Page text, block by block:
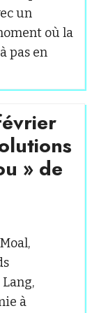
un
où la
pas en
» de
à